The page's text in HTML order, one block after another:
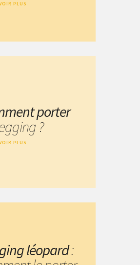
PLUS
porter
?
PLUS
léopard: